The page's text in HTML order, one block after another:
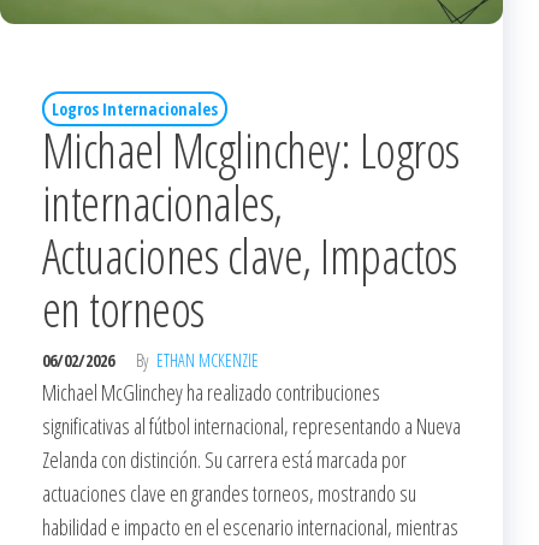
Logros Internacionales
Michael Mcglinchey: Logros
internacionales,
Actuaciones clave, Impactos
en torneos
06/02/2026 By ETHAN MCKENZIE
Michael McGlinchey ha realizado contribuciones
significativas al fútbol internacional, representando a Nueva
Zelanda con distinción. Su carrera está marcada por
actuaciones clave en grandes torneos, mostrando su
habilidad e impacto en el escenario internacional, mientras